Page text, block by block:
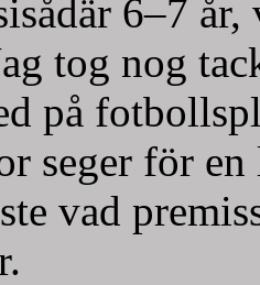
6–7 år,
tog nog
på
seger för
vad